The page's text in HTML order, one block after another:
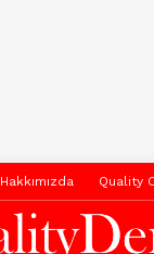
Hakkımızda Quality